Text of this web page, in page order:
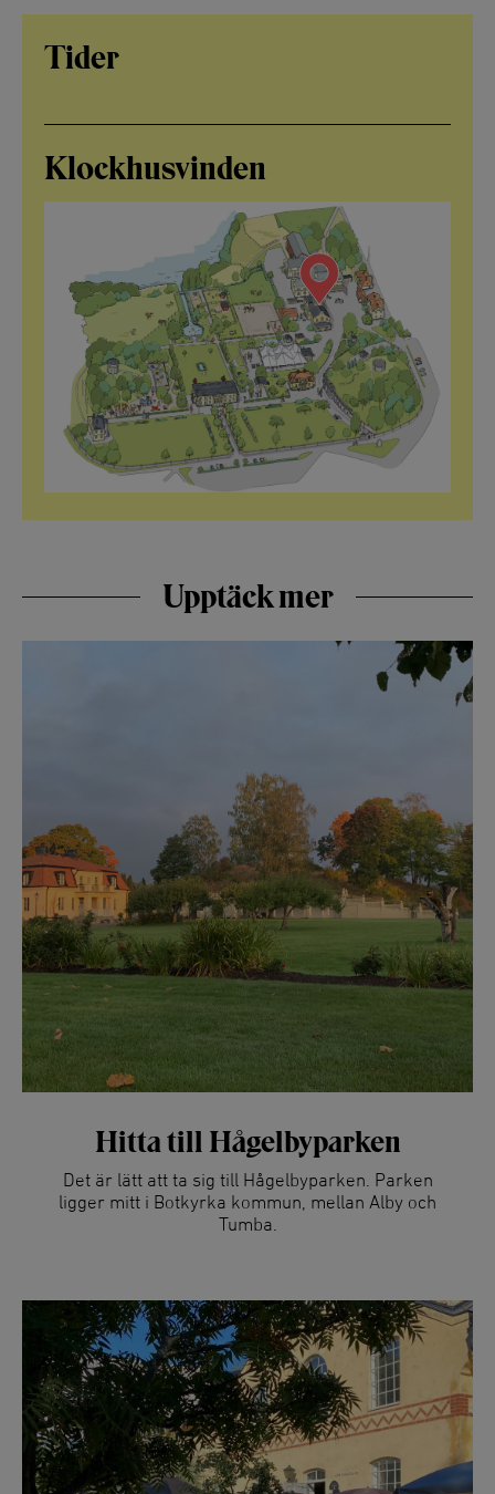
Tider
Klockhusvinden
Upptäck mer
Hitta till Hågelbyparken
Det är lätt att ta sig till Hågelbyparken. Parken
ligger mitt i Botkyrka kommun, mellan Alby och
Tumba.